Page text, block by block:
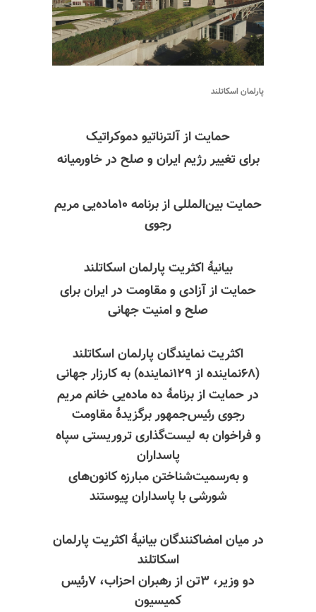
پارلمان اسکاتلند
حمایت از آلترناتیو دموکراتیک
برای تغییر رژیم ایرانو صلح در خاورمیانه
حمایت بین‌المللی
از برنامه ۱۰ماده‌یی مریم
رجوی
بیانیهٔ اکثریت پارلمان اسکاتلند
حمایت از آزادی و مقاومت در ایران برای
صلح و امنیت جهانی
اکثریت نمایندگان پارلمان اسکاتلند
(۶۸نماینده از ۱۲۹نماینده) به کارزار جهانی
در حمایت از برنامهٔ ده ماده‌یی خانم مریم
رجوی رئیس‌جمهور برگزیدهٔ مقاومت
و فراخوان به لیست‌گذاری تروریستی سپاه
پاسداران
و به‌رسمیت‌شناختن مبارزه کانون‌های
شورشی با پاسداران پیوستند
در میانامضاکنندگانبیانیهٔ اکثریت پارلمان
اسکاتلند
دو وزیر، ۳تن از رهبران احزاب، ۷رئیس
کمیسیون